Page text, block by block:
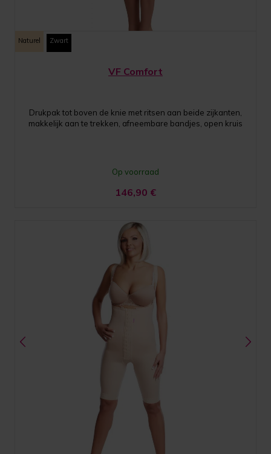
Naturel Zwart
VF Comfort
Drukpak tot boven de knie met ritsen aan beide zijkanten,
makkelijk aan te trekken, afneembare bandjes, open kruis
Op voorraad
146,90 €